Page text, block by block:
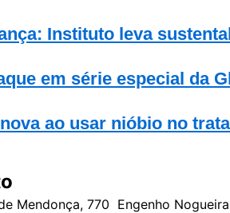
Instituto leva
em série especial da
ao usar nióbio no
Mendonça, 770 Engenho